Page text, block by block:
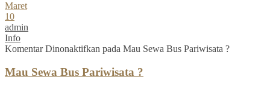
Maret
10
admin
Info
Komentar Dinonaktifkan pada Mau Sewa Bus Pariwisata ?
Mau Sewa Bus Pariwisata ?